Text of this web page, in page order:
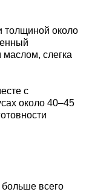
толщиной около
слегка
с
около 40–45
всего